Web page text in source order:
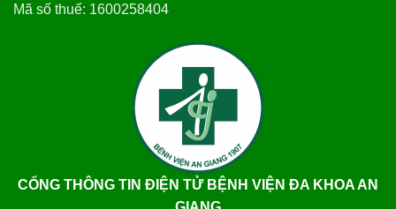
Mã số thuế: 1600258404
CỔNG THÔNG TIN ĐIỆN TỬ BỆNH VIỆN ĐA KHOA AN